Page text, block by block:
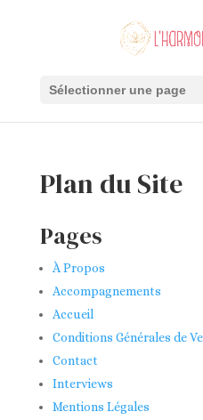
Sélectionner une page
Plan du Site
Pages
À Propos
Accompagnements
Accueil
Conditions Générales de
Contact
Interviews
Mentions Légales